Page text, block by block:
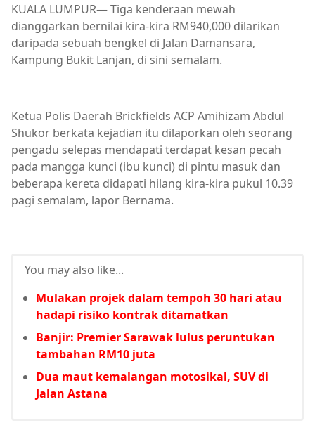
KUALA LUMPUR— Tiga kenderaan mewah
dianggarkan bernilai kira-kira RM940,000 dilarikan
daripada sebuah bengkel di Jalan Damansara,
Kampung Bukit Lanjan, di sini semalam.
Ketua Polis Daerah Brickfields ACP Amihizam Abdul
Shukor berkata kejadian itu dilaporkan oleh seorang
pengadu selepas mendapati terdapat kesan pecah
pada mangga kunci (ibu kunci) di pintu masuk dan
beberapa kereta didapati hilang kira-kira pukul 10.39
pagi semalam, lapor Bernama.
You may also like...
Mulakan projek dalam tempoh 30 hari atau
hadapi risiko kontrak ditamatkan
Banjir: Premier Sarawak lulus peruntukan
tambahan RM10 juta
Dua maut kemalangan motosikal, SUV di
Jalan Astana